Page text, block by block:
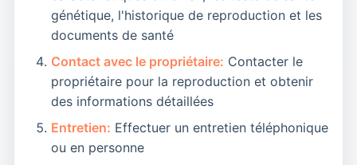
Il est impératif d'avoir le numéro de
téléphone de son vétérinaire à portée de
césarienne peut être nécessaire si un
chiot est trop gros ou mal positionné .
parfois durer plusieurs heures. Si le travail
s'éternise (plus de 10 heures) sans
montre des signes de détresse, une
intervention vétérinaire d'urgence est
nécessaire .
Envisager la stérilisation après la
reproduction :
génétique, l'historique de reproduction et les
documents de santé
Contact avec le propriétaire: Contacter le
propriétaire pour la reproduction et obtenir
des informations détaillées
Entretien: Effectuer un entretien téléphonique
ou en personne